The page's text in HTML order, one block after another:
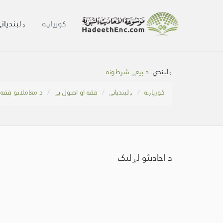
کور‌پاڼه
ډلبندي: د بیعې شرطونه
کور‌پاڼه
ډلبندیانې فقه او اصول یې د معاملاتو فقه
د احادیثو لړلیک